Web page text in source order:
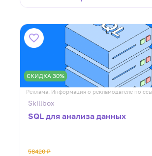
СКИДКА 30%
Реклама. Информация о рекламодателе по
Skillbox
SQL для анализа данных
58420 ₽